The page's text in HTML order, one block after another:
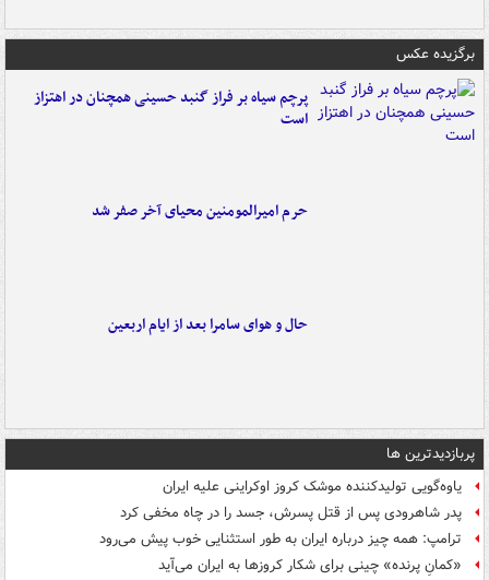
برگزیده عکس
پرچم سیاه بر فراز گنبد حسینی همچنان در اهتزاز
است
حرم امیرالمومنین محیای آخر صفر شد
حال و هوای سامرا بعد از ایام اربعین
پربازدیدترین ها
یاوه‌گویی تولیدکننده موشک کروز اوکراینی علیه ایران
پدر شاهرودی پس از قتل پسرش، جسد را در چاه مخفی کرد
ترامپ: همه چیز درباره ایران به طور استثنایی خوب پیش می‌رود
«کمانِ پرنده» چینی برای شکار کروزها به ایران می‌آید